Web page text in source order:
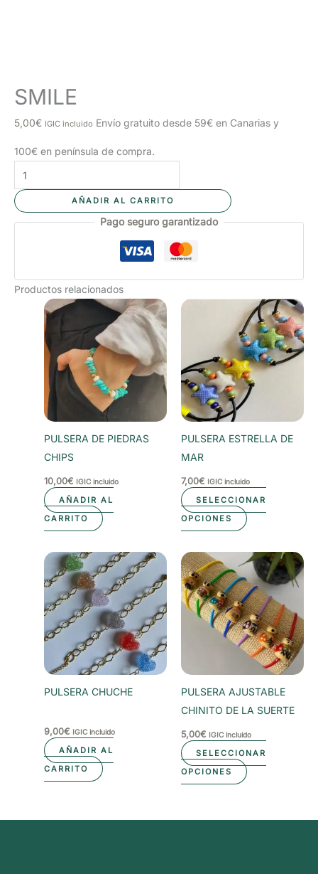
SMILE
5,00€ IGIC incluido Envío gratuito desde 59€ en Canarias y
100€ en península de compra.
SMILE
cantidad
AÑADIR AL CARRITO
Pago seguro garantizado
Productos relacionados
PULSERA DE PIEDRAS
CHIPS
10,00€ IGIC incluido
AÑADIR AL
CARRITO
PULSERA ESTRELLA DE
MAR
7,00€ IGIC incluido
SELECCIONAR
OPCIONES
Este
tiene
múltiples
variantes.
Las
opciones
se
pueden
página
de
producto
PULSERA CHUCHE
9,00€ IGIC incluido
AÑADIR AL
CARRITO
PULSERA AJUSTABLE
CHINITO DE LA SUERTE
5,00€ IGIC incluido
SELECCIONAR
OPCIONES
Este